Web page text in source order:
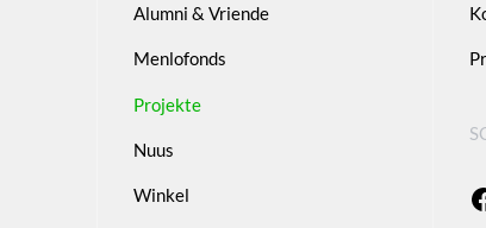
Alumni & Vriende
Menlofonds
Projekte
Nuus
Winkel